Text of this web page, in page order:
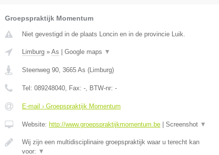
Groepspraktijk Momentum
Niet gevestigd in de plaats Loncin en in de provincie Luik.
Limburg » As Google maps ▼
Steenweg 90, 3665 As (Limburg)
Tel: 089248040, Fax: -, BTW-nr: -
E-mail › Groepspraktijk Momentum
Website: http://www.groepspraktijkmomentum.be Screenshot ▼
Wij zijn een multidisciplinaire groepspraktijk waar u terecht kan
voor: ▼